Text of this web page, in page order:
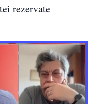
rezervate